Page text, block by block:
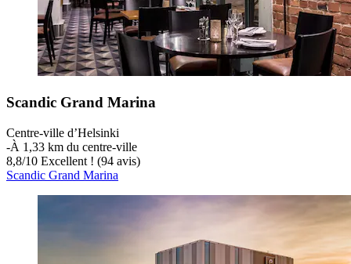
Scandic Grand Marina
Centre-ville d’Helsinki
‐À 1,33 km du centre-ville
8,8/10 Excellent ! (94 avis)
Scandic Grand Marina